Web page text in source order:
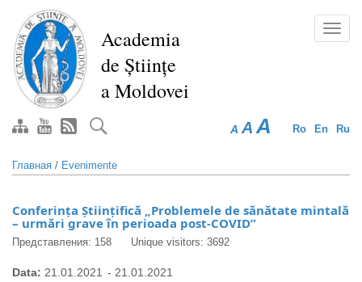
Перейти
основному
содержанию
Academia
de Științe
a Moldovei
Ro En Ru
A A A
Главная / Evenimente
Conferința Științifică „Problemele de sănătate mintală
– urmări grave în perioada post-COVID”
Представления: 158 Unique visitors: 3692
Data: 21.01.2021 - 21.01.2021